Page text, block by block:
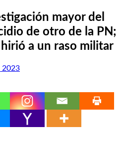
mayor del
de otro de la PN;
a un raso militar
2023